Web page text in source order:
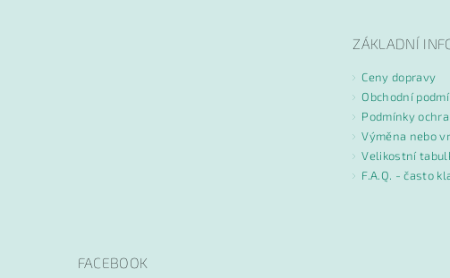
ZÁKLADNÍ
Ceny dopravy
Obchodní
Podmínky
Výměna nebo
Velikostní
F.A.Q. - často
FACEBOOK